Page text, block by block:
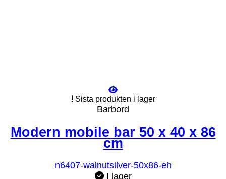
Sista produkten i lager
Barbord
Modern mobile bar 50 x 40 x 86
cm
n6407-walnutsilver-50x86-eh
I lager